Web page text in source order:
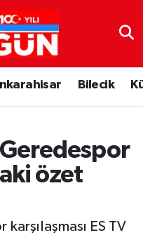
Bilecik
özet
ES TV
Fikstür